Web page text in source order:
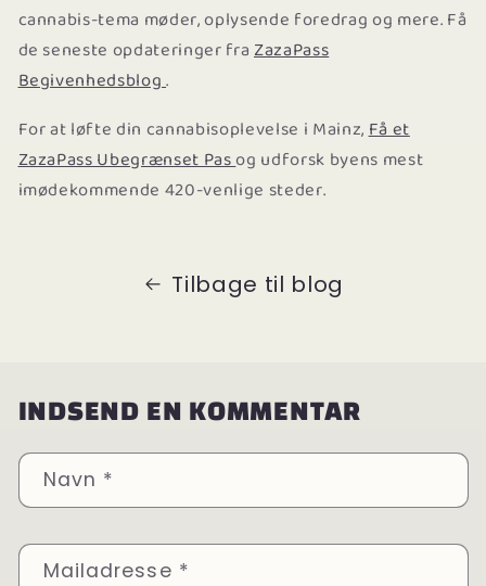
cannabis-tema møder, oplysende foredrag og mere. Få
de seneste opdateringer fraZazaPass
Begivenhedsblog.
For at løfte din cannabisoplevelse i Mainz,Få et
ZazaPass Ubegrænset Pasog udforsk byens mest
imødekommende 420-venlige steder.
Tilbage til blog
INDSEND EN KOMMENTAR
Navn *
Mailadresse *